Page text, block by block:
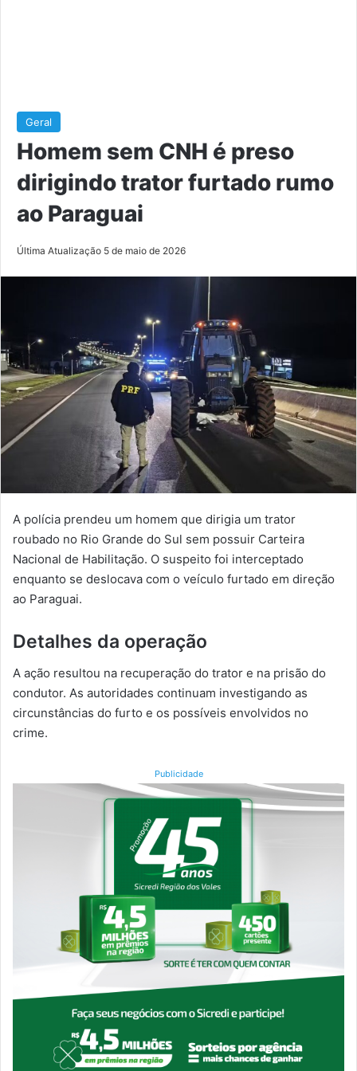
Geral
Homem sem CNH é preso
dirigindo trator furtado rumo
ao Paraguai
Última Atualização 5 de maio de 2026
A polícia prendeu um homem que dirigia um trator
roubado no Rio Grande do Sul sem possuir Carteira
Nacional de Habilitação. O suspeito foi interceptado
enquanto se deslocava com o veículo furtado em direção
ao Paraguai.
Detalhes da operação
A ação resultou na recuperação do trator e na prisão do
condutor. As autoridades continuam investigando as
circunstâncias do furto e os possíveis envolvidos no
crime.
Publicidade